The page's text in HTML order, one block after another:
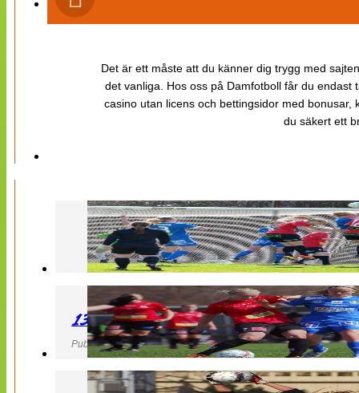
Det är ett måste att du känner dig trygg med
det vanliga. Hos oss på Damfotboll får du
casino utan licens och bettingsidor med
du säkert ett
130427 LB 07 – QBIK
Publicerad 27 April 2013, 22:40